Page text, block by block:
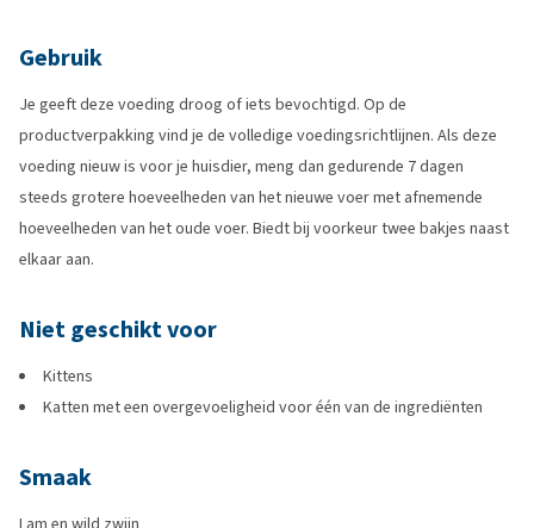
Gebruik
Je geeft deze voeding droog of iets bevochtigd. Op de
productverpakking vind je de volledige voedingsrichtlijnen. Als deze
voeding nieuw is voor je huisdier, meng dan gedurende 7 dagen
steeds grotere hoeveelheden van het nieuwe voer met afnemende
hoeveelheden van het oude voer. Biedt bij voorkeur twee bakjes naast
elkaar aan.
Niet geschikt voor
Kittens
Katten met een overgevoeligheid voor één van de ingrediënten
Smaak